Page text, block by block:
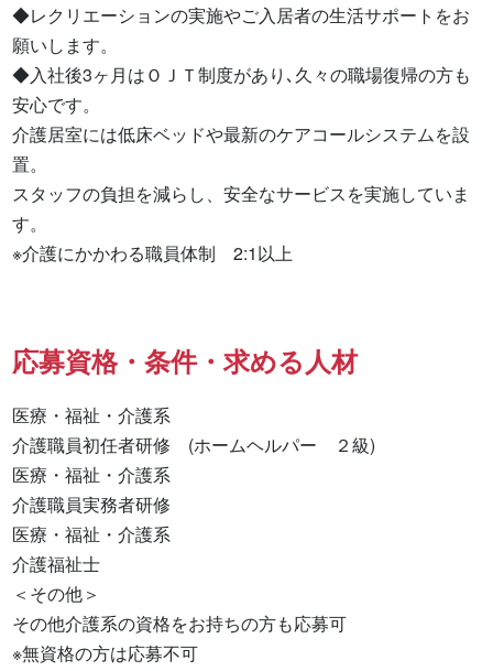
◆レクリエーションの実施やご入居者の生活サポートをお
願いします。
◆入社後3ヶ月はＯＪＴ制度があり､久々の職場復帰の方も
安心です。
介護居室には低床ベッドや最新のケアコールシステムを設
置。
スタッフの負担を減らし、安全なサービスを実施していま
す。
※介護にかかわる職員体制　2:1以上
応募資格・条件・求める人材
医療・福祉・介護系
介護職員初任者研修　(ホームヘルパー　２級)
医療・福祉・介護系
介護職員実務者研修
医療・福祉・介護系
介護福祉士
＜その他＞
その他介護系の資格をお持ちの方も応募可
※無資格の方は応募不可